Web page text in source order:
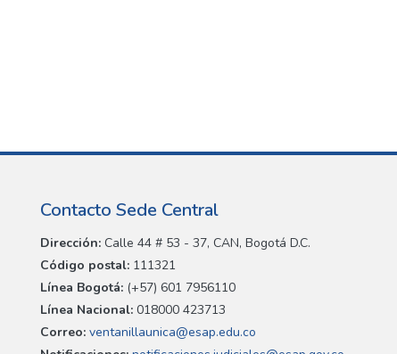
Contacto Sede Central
Dirección: Calle 44 # 53 - 37, CAN, Bogotá D.C.
Código postal: 111321
Línea Bogotá: (+57) 601 7956110
Línea Nacional: 018000 423713
Correo: ventanillaunica@esap.edu.co